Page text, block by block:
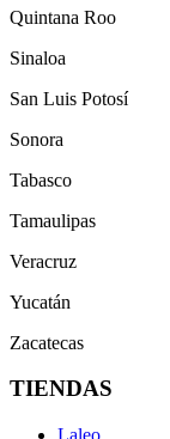
Quintana Roo
Sinaloa
San Luis Potosí
Sonora
Tabasco
Tamaulipas
Veracruz
Yucatán
Zacatecas
TIENDAS
Laleo